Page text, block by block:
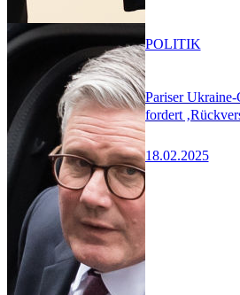
Pariser
fordert
18.02.2025
POLITIK